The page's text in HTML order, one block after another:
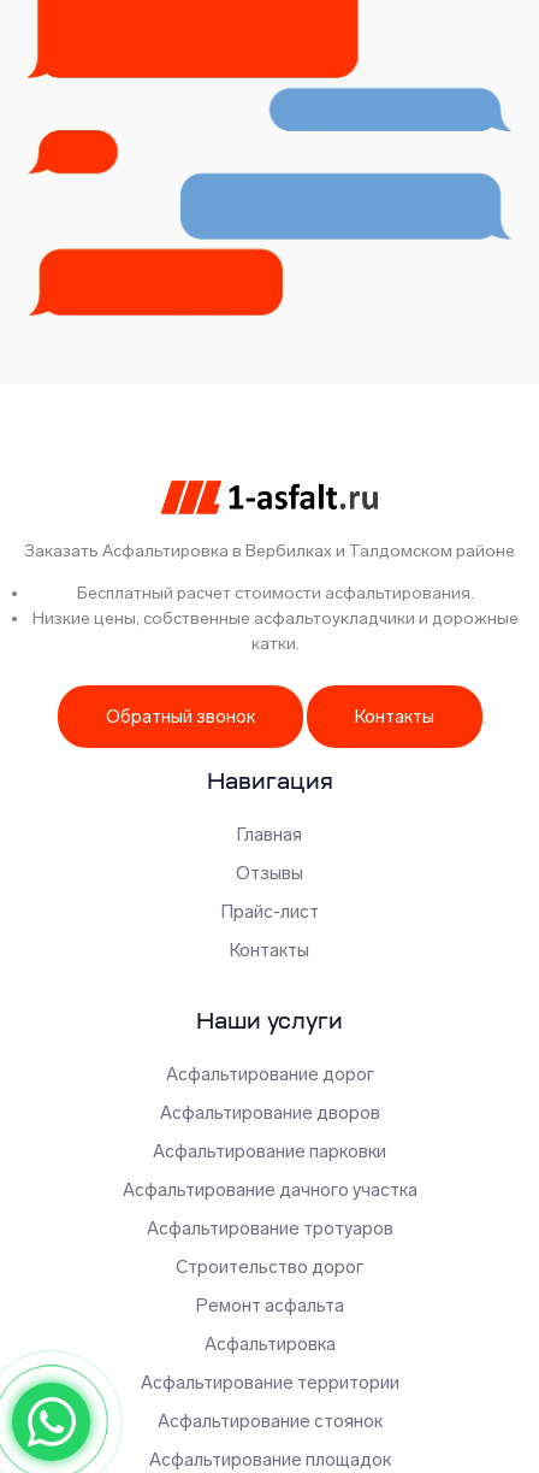
Заказать Асфальтировка в Вербилках и Талдомском районе
Бесплатный расчет стоимости асфальтирования.
Низкие цены, собственные асфальтоукладчики и дорожные
катки.
Обратный звонок Контакты
Навигация
Главная
Отзывы
Прайс-лист
Контакты
Наши услуги
Асфальтирование дорог
Асфальтирование дворов
Асфальтирование парковки
Асфальтирование дачного участка
Асфальтирование тротуаров
Строительство дорог
Ремонт асфальта
Асфальтировка
Асфальтирование территории
Асфальтирование стоянок
Асфальтирование площадок